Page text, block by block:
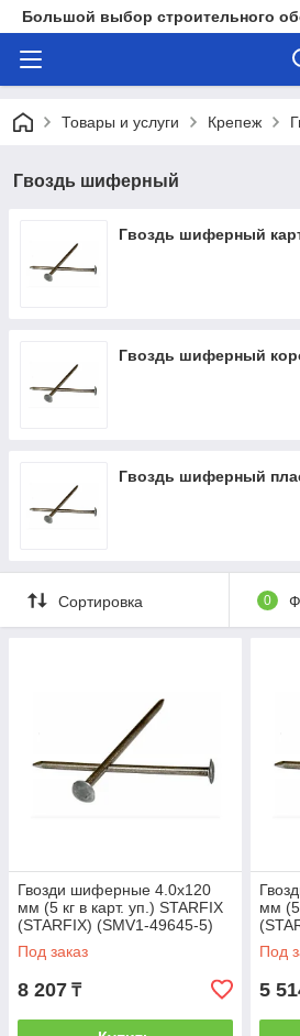
Большой выбор строительного
Товары и услуги Крепеж
Гвоздь шиферный
Гвоздь шиферный
Гвоздь шиферный
Гвоздь шиферный
Сортировка 0
Гвозди шиферные 4.0х120
мм (5 кг в карт. уп.) STARFIX
(STARFIX) (SMV1-49645-5)
Под заказ
8 207 ₸
мм (5
Под
5